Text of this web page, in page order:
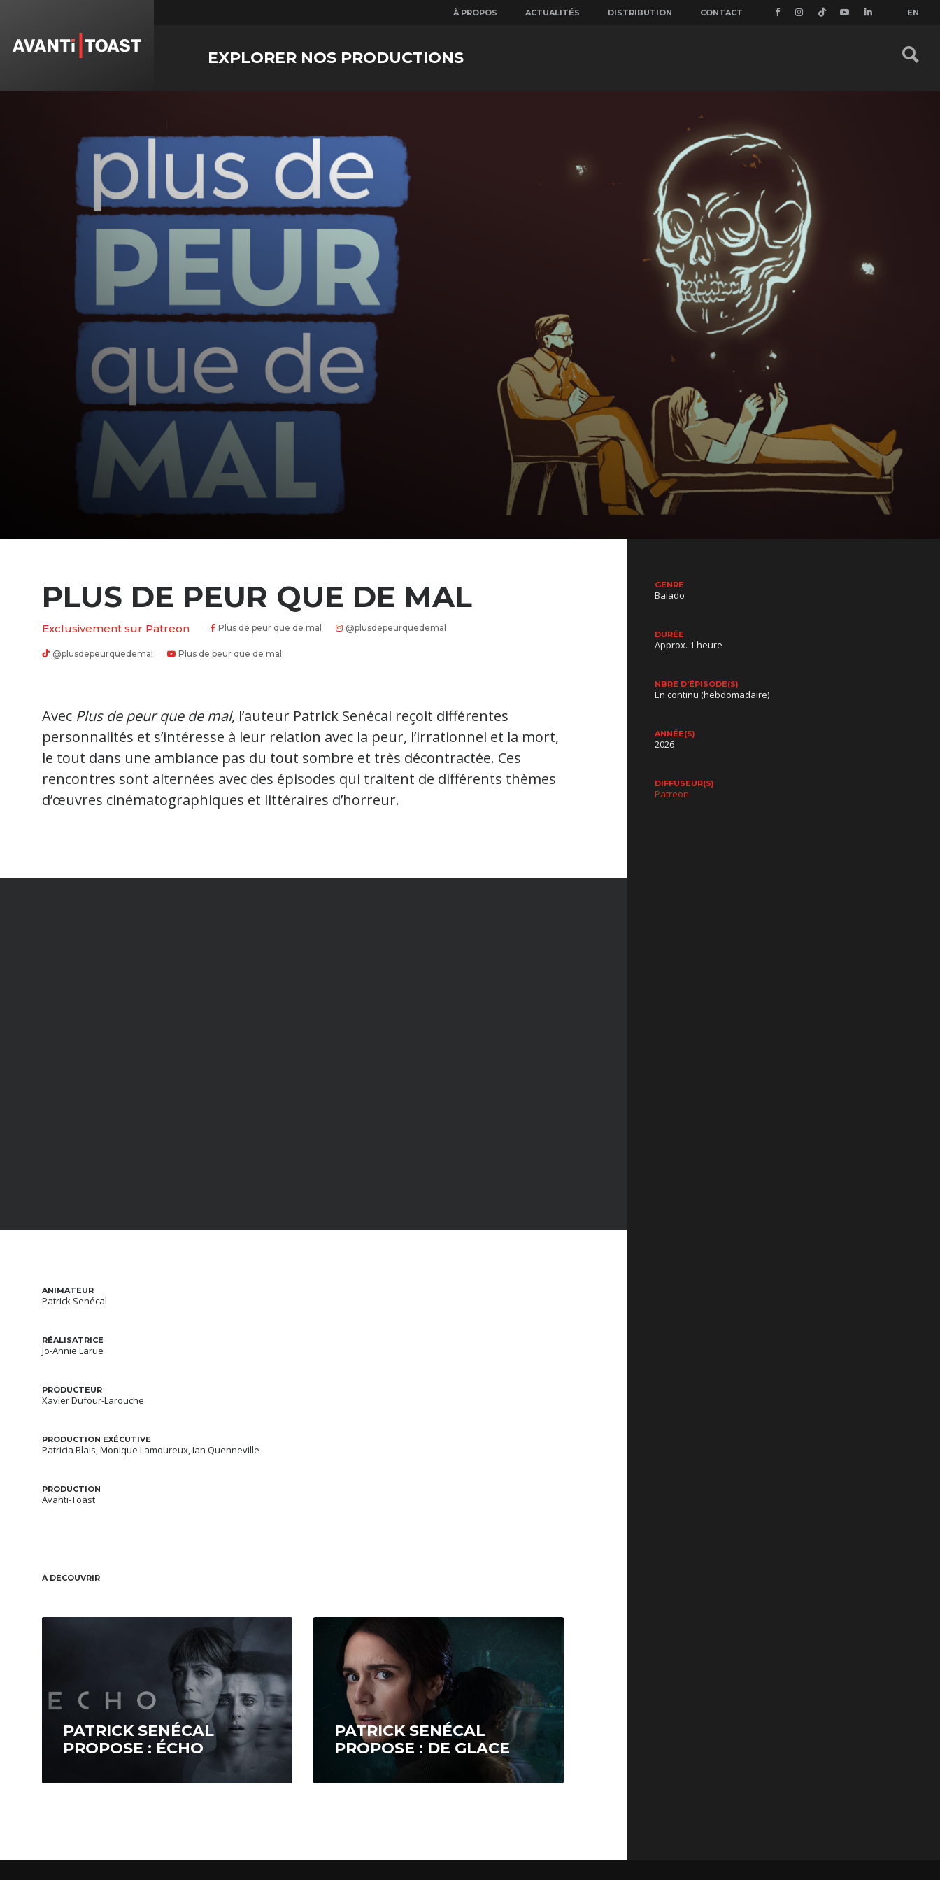
À PROPOS ACTUALITÉS DISTRIBUTION CONTACT EN
EXPLORER NOS PRODUCTIONS
PLUS DE PEUR QUE DE MAL
Exclusivement sur Patreon Plus de peur que de mal @plusdepeurquedemal
@plusdepeurquedemal Plus de peur que de mal
Avec Plus de peur que de mal, l’auteur Patrick Senécal reçoit différentes
personnalités et s’intéresse à leur relation avec la peur, l’irrationnel et la mort,
le tout dans une ambiance pas du tout sombre et très décontractée. Ces
rencontres sont alternées avec des épisodes qui traitent de différents thèmes
d’œuvres cinématographiques et littéraires d’horreur.
ANIMATEUR
Patrick Senécal
RÉALISATRICE
Jo-Annie Larue
PRODUCTEUR
Xavier Dufour-Larouche
PRODUCTION EXÉCUTIVE
Patricia Blais, Monique Lamoureux, Ian Quenneville
PRODUCTION
Avanti-Toast
À DÉCOUVRIR
PATRICK SENÉCAL
PROPOSE : ÉCHO
Bonnier), spécialiste en troubles
PATRICK SENÉCAL
PROPOSE : DE GLACE
En janvier 1998, Nathalie (Mélissa
Désormeaux-Poulin) et Yves (Iannicko
GENRE
Balado
DURÉE
Approx. 1 heure
NBRE D'ÉPISODE(S)
En continu (hebdomadaire)
ANNÉE(S)
2026
DIFFUSEUR(S)
Patreon